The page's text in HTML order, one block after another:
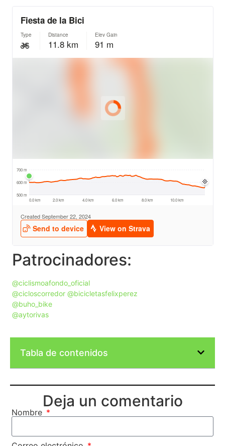
Patrocinadores:
@ciclismoafondo_oficial
@cicloscorredor @bicicletasfelixperez
@buho_bike
@aytorivas
Tabla de contenidos
Deja un comentario
Nombre